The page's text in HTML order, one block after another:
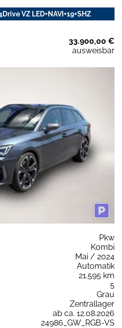
VZ LED+NAVI+19+SHZ
33.900,00 €
ausweisbar
Pkw
Kombi
Mai / 2024
Automatik
21.595 km
5
Grau
Zentrallager
ab ca. 12.08.2026
24986_GW_RGB-VS